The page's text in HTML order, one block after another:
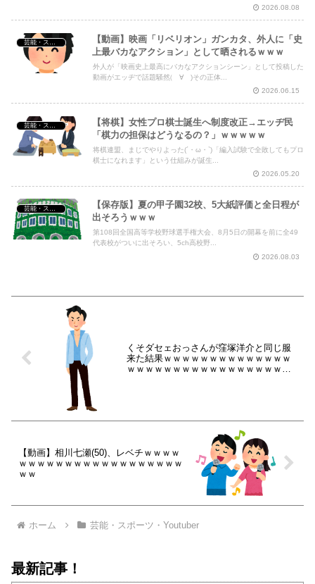
2026.08.08
【動画】映画「リベリオン」ガンカタ、外人に「史
上最バカなアクション」として晒されるｗｗｗ
外人が「映画史上最高にバカなアクションシーン」として投稿した
動画がエッヂで話題騒然(゚∀゚)その正体...
2026.06.15
【将棋】女性プロ棋士誕生へ制度改正→エッヂ民
「棋力の担保はどうなるの？」ｗｗｗｗｗ
将棋連盟、まじでやりよった(´・ω・`)「編入試験で全敗してもプロ
棋士になれます」という仕組みが誕生...
2026.05.20
【保存版】夏の甲子園32校、5大紙評価と全日程が
出そろうｗｗｗ
第108回全国高等学校野球選手権大会、8月5日の開幕を前に全49
代表校がついに出そろい、5ch高校野...
2026.08.03
くそダセェおっさんが窪塚洋介と同じ服
来た結果ｗｗｗｗｗｗｗｗｗｗｗｗｗｗ
ｗｗｗｗｗｗｗｗｗｗｗｗｗｗｗｗｗｗ
【動画】相川七瀬(50)、レベチｗｗｗｗ
ｗｗｗｗｗｗｗｗｗｗｗｗｗｗｗｗｗｗ
ｗｗ
ホーム 芸能・スポーツ・Youtuber
最新記事！